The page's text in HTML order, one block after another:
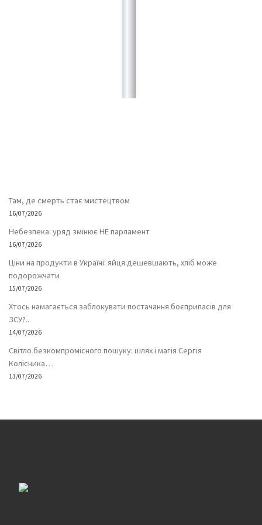
Там, де смерть стає мистецтвом
16/07/2026
Небезпека: уряд змінює НЕ парламент
16/07/2026
Ціни на продукти в Україні: яйця дешевшають, хліб може
подорожчати
15/07/2026
Хтось намагається заблокувати постачання боєприпасів для
ЗСУ?..
14/07/2026
Світло безкомпромісного пошуку: шлях і магія Сергія
Колісника…
13/07/2026